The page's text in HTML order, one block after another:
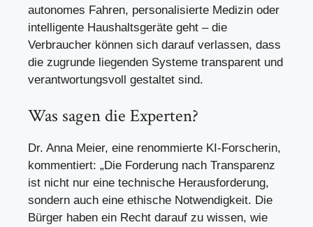
autonomes Fahren, personalisierte Medizin oder
intelligente Haushaltsgeräte geht – die
Verbraucher können sich darauf verlassen, dass
die zugrunde liegenden Systeme transparent und
verantwortungsvoll gestaltet sind.
Was sagen die Experten?
Dr. Anna Meier, eine renommierte KI-Forscherin,
kommentiert: „Die Forderung nach Transparenz
ist nicht nur eine technische Herausforderung,
sondern auch eine ethische Notwendigkeit. Die
Bürger haben ein Recht darauf zu wissen, wie